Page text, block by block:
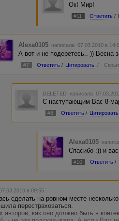
Ок! Мир!
#11 Ответить /
Alexa0105 написала 07.03.2010 в
А вот и не подеретесь.. )) Весна
#7 Ответить / Цитировать /
DELETED написала
С наступающим Вас 8
#8 Ответить / Цитировать
Alexa0105
Спасибо :)) и
#10 Ответить /
в 09:55
сделать на ровном месте
перестраховаться.
авторов, как оно должно быть в